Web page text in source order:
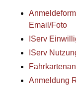
Email/Foto
IServ
IServ
Anmeldung